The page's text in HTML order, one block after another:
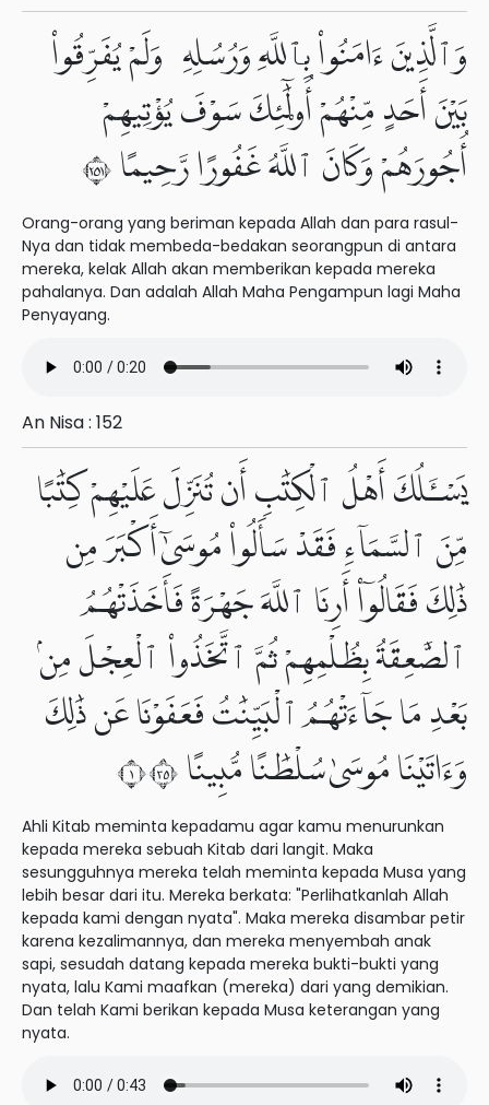
وَٱلَّذِينَ ءَامَنُوا۟ بِٱللَّهِ وَرُسُلِهِۦ وَلَمْ يُفَرِّقُوا۟
بَيْنَ أَحَدٍ مِّنْهُمْ أُو۟لَٰٓئِكَ سَوْفَ يُؤْتِيهِمْ
أُجُورَهُمْ وَكَانَ ٱللَّهُ غَفُورًا رَّحِيمًا ١٥٢
Orang-orang yang beriman kepada Allah dan para rasul-
Nya dan tidak membeda-bedakan seorangpun di antara
mereka, kelak Allah akan memberikan kepada mereka
pahalanya. Dan adalah Allah Maha Pengampun lagi Maha
Penyayang.
An Nisa : 152
يَسْـَٔلُكَ أَهْلُ ٱلْكِتَٰبِ أَن تُنَزِّلَ عَلَيْهِمْ كِتَٰبًا
مِّنَ ٱلسَّمَآءِ فَقَدْ سَأَلُوا۟ مُوسَىٰٓ أَكْبَرَ مِن
ذَٰلِكَ فَقَالُوٓا۟ أَرِنَا ٱللَّهَ جَهْرَةً فَأَخَذَتْهُمُ
ٱلصَّٰعِقَةُ بِظُلْمِهِمْ ثُمَّ ٱتَّخَذُوا۟ ٱلْعِجْلَ مِنۢ
بَعْدِ مَا جَآءَتْهُمُ ٱلْبَيِّنَٰتُ فَعَفَوْنَا عَن ذَٰلِكَ
وَءَاتَيْنَا مُوسَىٰ سُلْطَٰنًا مُّبِينًا ١٥٣
Ahli Kitab meminta kepadamu agar kamu menurunkan
kepada mereka sebuah Kitab dari langit. Maka
sesungguhnya mereka telah meminta kepada Musa yang
lebih besar dari itu. Mereka berkata: "Perlihatkanlah Allah
kepada kami dengan nyata". Maka mereka disambar petir
karena kezalimannya, dan mereka menyembah anak
sapi, sesudah datang kepada mereka bukti-bukti yang
nyata, lalu Kami maafkan (mereka) dari yang demikian.
Dan telah Kami berikan kepada Musa keterangan yang
nyata.